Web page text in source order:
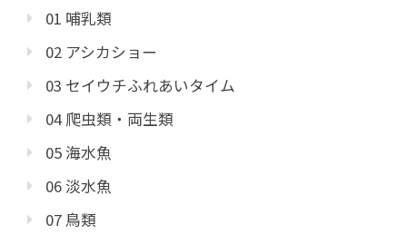
01 哺乳類
02 アシカショー
03 セイウチふれあいタイム
04 爬虫類・両生類
05 海水魚
06 淡水魚
07 鳥類